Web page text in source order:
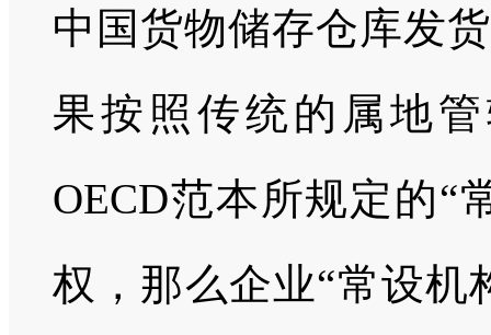
中国货物储存仓库发
果按照传统的属地
OECD范本所规定的“
权，那么企业“常设机